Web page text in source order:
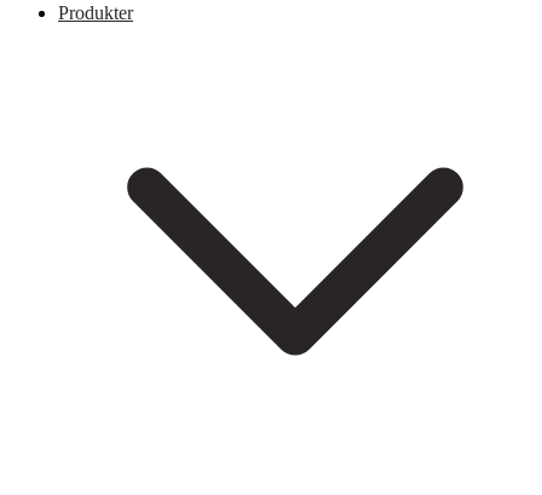
Produkter